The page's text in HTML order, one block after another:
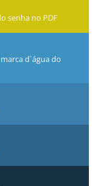
senha no PDF
d`água do